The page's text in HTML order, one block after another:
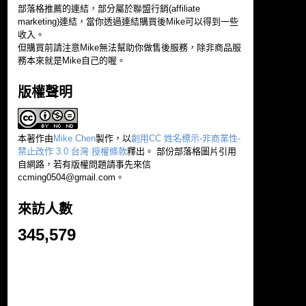
部落格推薦的連結，部分屬於聯盟行銷(affiliate
marketing)連結，當你透過連結購買後Mike可以得到一些
收入。
但購買前請注意Mike無法幫助你做售後服務，除非商品服
務本來就是Mike自己的喔。
版權聲明
本著作由 Mike Chen製作，以創用CC 姓名標示-非商業性-
禁止改作 3.0 台灣 授權條款釋出。 部份部落格圖片引用
自網路，若有版權問題請事先來信
ccming0504@gmail.com 。
來訪人數
345,579